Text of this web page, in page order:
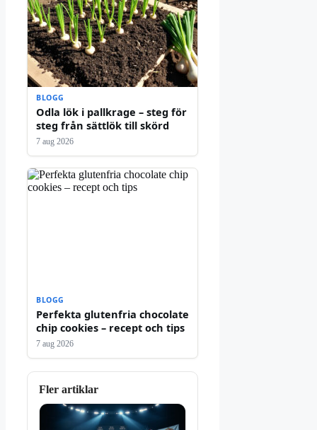
BLOGG
Odla lök i pallkrage – steg för
steg från sättlök till skörd
7 aug 2026
BLOGG
Perfekta glutenfria chocolate
chip cookies – recept och tips
7 aug 2026
Fler artiklar